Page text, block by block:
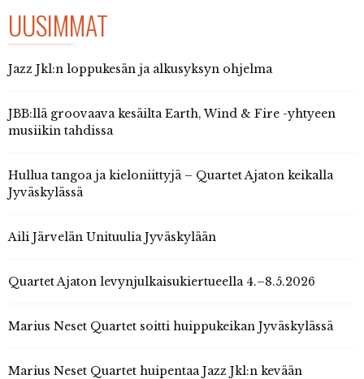
UUSIMMAT
Jazz Jkl:n loppukesän ja alkusyksyn ohjelma
JBB:llä groovaava kesäilta Earth, Wind & Fire -yhtyeen
musiikin tahdissa
Hullua tangoa ja kieloniittyjä – Quartet Ajaton keikalla
Jyväskylässä
Aili Järvelän Unituulia Jyväskylään
Quartet Ajaton levynjulkaisukiertueella 4.–8.5.2026
Marius Neset Quartet soitti huippukeikan Jyväskylässä
Marius Neset Quartet huipentaa Jazz Jkl:n kevään